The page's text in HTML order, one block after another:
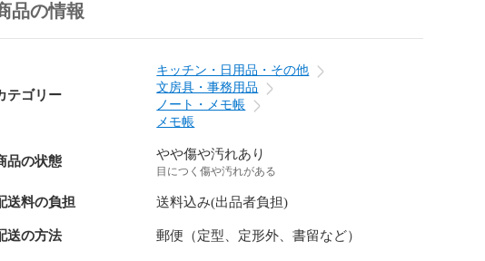
品の情報
テゴリー
キッチン・日用品・その他
文房具・事務用品
ノート・メモ帳
メモ帳
品の状態 やや傷や汚れあり
目につく傷や汚れがある
送料の負担 送料込み(出品者負担)
送の方法 郵便（定型、定形外、書留など）